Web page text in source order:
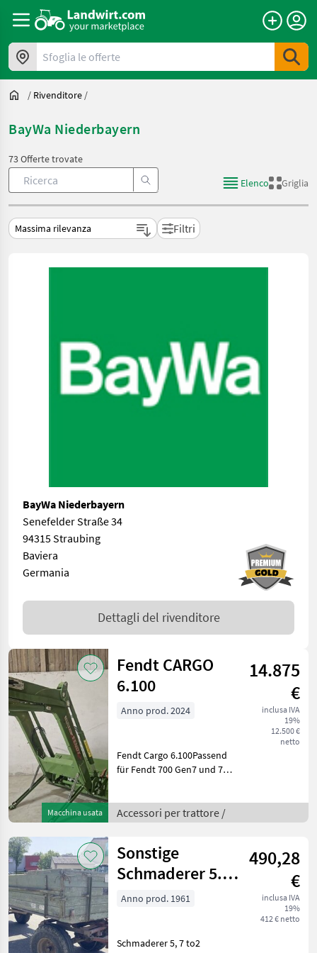
Sfoglia le offerte
/ Rivenditore /
BayWa Niederbayern
73 Offerte trovate
Elenco
Griglia
Filtri
BayWa Niederbayern
Senefelder Straße 34
94315 Straubing
Baviera
Germania
Dettagli del rivenditore
Macchina usata
Fendt CARGO
6.100
14.875
€
inclusa IVA
19%
12.500 €
netto
Anno prod. 2024
Fendt Cargo 6.100Passend
für Fendt 700 Gen7 und 700
Dämpfunginkl. FL-
Anbauteileohne
Zwischen
Accessori per trattore /
Sonstige
Schmaderer 5.7
Tonnen
490,28
€
inclusa IVA
19%
412 € netto
Anno prod. 1961
Schmaderer 5, 7 to2